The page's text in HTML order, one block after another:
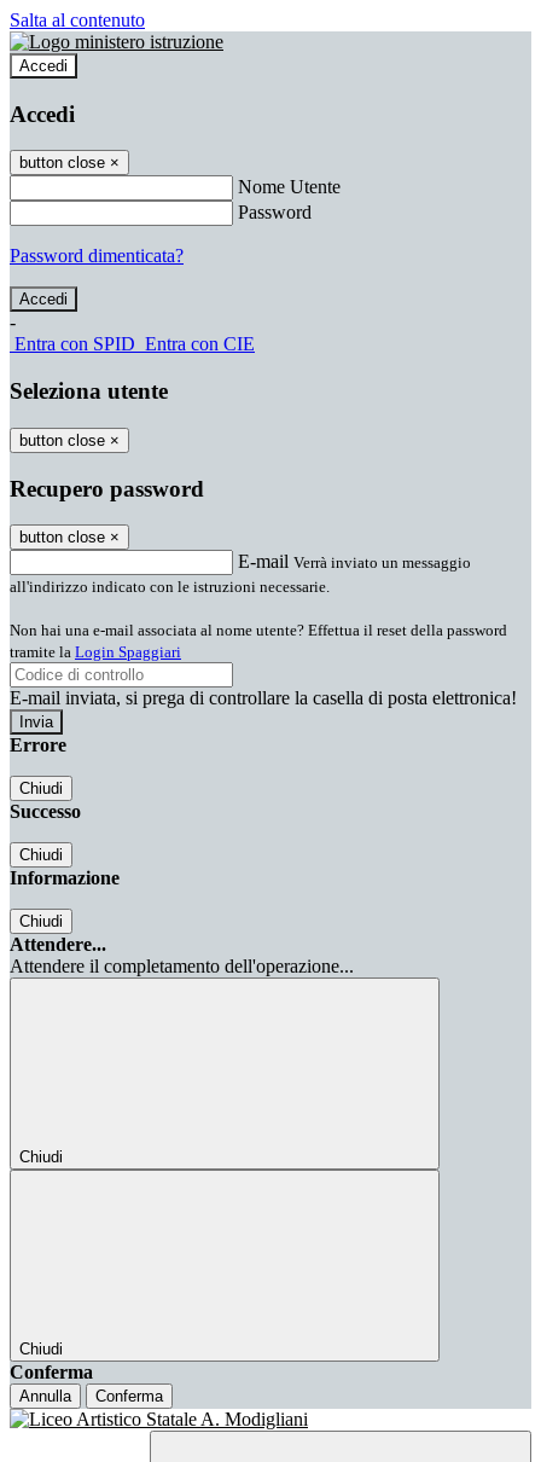
Salta al contenuto
Accedi
Accedi
button close ×
Nome Utente
Password
Password dimenticata?
-
Entra con SPID Entra con CIE
Seleziona utente
button close ×
Recupero password
button close ×
E-mail Verrà inviato un messaggio
all'indirizzo indicato con le istruzioni necessarie.
Non hai una e-mail associata al nome utente? Effettua il reset della password
tramite la Login Spaggiari
E-mail inviata, si prega di controllare la casella di posta elettronica!
Errore
Chiudi
Successo
Chiudi
Informazione
Chiudi
Attendere...
Attendere il completamento dell'operazione...
Chiudi
Chiudi
Conferma
Annulla Conferma